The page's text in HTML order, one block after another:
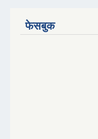
फेसबुक